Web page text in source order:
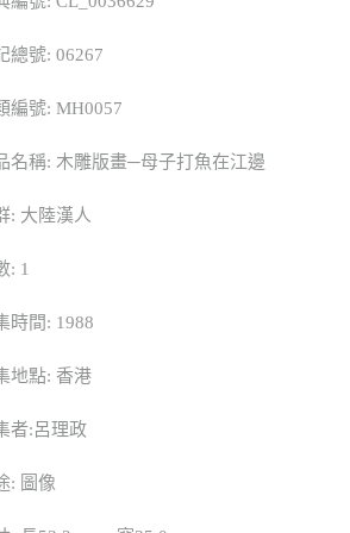
總號: 06267
編號: MH0057
名稱: 木雕版畫─母子打魚在江邊
: 大陸漢人
: 1
時間: 1988
地點: 香港
者:呂理政
: 圖像